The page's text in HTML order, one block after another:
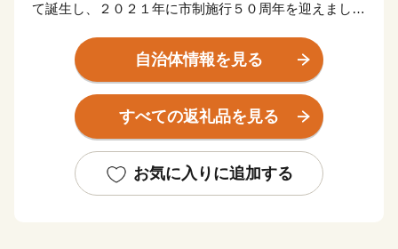
て誕生し、２０２１年に市制施行５０周年を迎えまし
首都圏から４５キロメートル内という立地条件でありな
がら、美しい里山や雑木林が住宅街と隣り合う環境があ
り、人口は約６万５千人を擁しています。
貴重な野生動物の住処で県内初の「森林セラピー基地」
寄り添う。日本五大桜の一つとして名高い石戸蒲ザクラ
を筆頭に、野山の散策やキャンプ、農業体験など、年間
自治体情報を見る
すべての返礼品を見る
お気に入りに追加する